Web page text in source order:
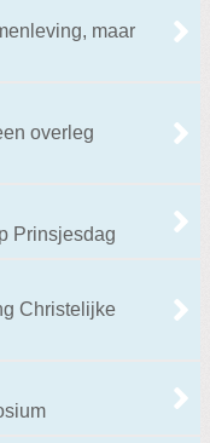
maar
overleg
Prinsjesdag
Christelijke